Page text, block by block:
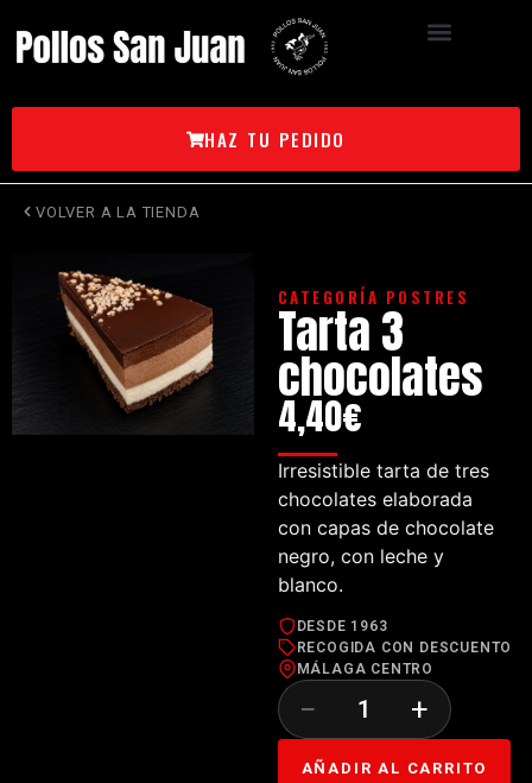
HAZ TU PEDIDO
VOLVER A LA TIENDA
CATEGORÍA POSTRES
Tarta 3
chocolates
4,40€
Irresistible tarta de tres
chocolates elaborada
con capas de chocolate
negro, con leche y
blanco.
DESDE 1963
RECOGIDA CON DESCUENTO
MÁLAGA CENTRO
− +
AÑADIR AL CARRITO